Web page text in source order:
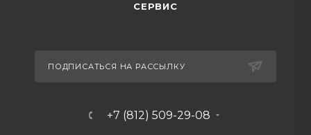
СЕРВИС
ПОДПИСАТЬСЯ НА РАССЫЛКУ
+7 (812) 509-29-08